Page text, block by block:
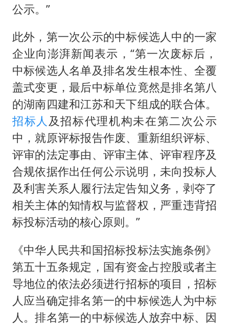
公示。”
此外，第一次公示的中标候选人中的一家
企业向澎湃新闻表示，“第一次废标后，
中标候选人名单及排名发生根本性、全覆
盖式变更，最后中标单位竟然是排名第八
的湖南四建和江苏和天下组成的联合体。
招标人 及招标代理机构未在第二次公示
中，就原评标报告作废、重新组织评标、
评审的法定事由、评审主体、评审程序及
合规依据作出任何公示说明，未向投标人
及利害关系人履行法定告知义务，剥夺了
相关主体的知情权与监督权，严重违背招
标投标活动的核心原则。”
《中华人民共和国招标投标法实施条例》
第五十五条规定，国有资金占控股或者主
导地位的依法必须进行招标的项目，招标
人应当确定排名第一的中标候选人为中标
人。排名第一的中标候选人放弃中标、因